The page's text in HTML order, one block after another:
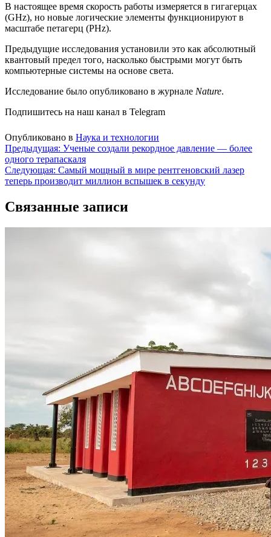
В настоящее время скорость работы измеряется в гигагерцах
(GHz), но новые логические элементы функционируют в
масштабе петагерц (PHz).
Предыдущие исследования установили это как абсолютный
квантовый предел того, насколько быстрыми могут быть
компьютерные системы на основе света.
Исследование было опубликовано в журнале Nature.
Подпишитесь на наш канал в Telegram
Опубликовано в Наука и технологии
Навигация
по
записям
Предыдущая: Ученые создали рекордное давление — более
одного терапаскаля
Следующая: Самый мощный в мире рентгеновский лазер
теперь производит миллион вспышек в секунду
Связанные записи